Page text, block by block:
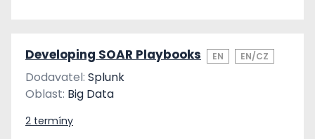
Developing SOAR Playbooks EN EN/CZ
Dodavatel: Splunk
Oblast: Big Data
2 termíny